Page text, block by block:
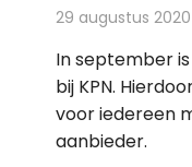
29 augustus 2020
In september
bij KPN.
voor iedereen
aanbieder.